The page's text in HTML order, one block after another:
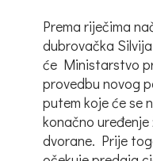
Prema riječima
dubrovačka
će Ministarstvo
provedbu novog
putem koje će se
konačno
dvorane. Prije